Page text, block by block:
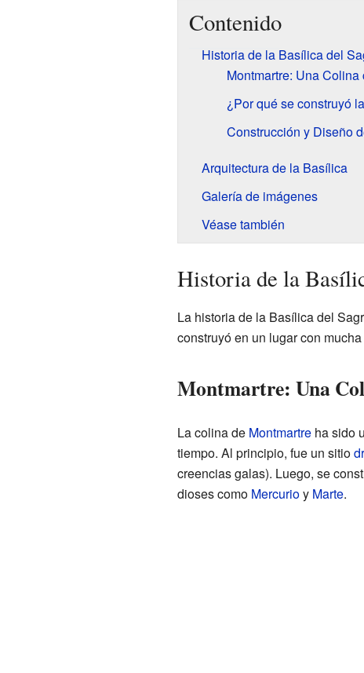
Contenido
Historia de la Basílica del
Montmartre: Una
¿Por qué se construyó
Construcción y Diseño
Arquitectura de la Basílica
Galería de imágenes
Véase también
Historia de la
La historia de la Basílica del
construyó en un lugar con
Montmartre: Una
La colina de Montmartreha sido
tiempo. Al principio, fue un sitio
creencias galas). Luego, se
dioses como Mercurioy Marte.